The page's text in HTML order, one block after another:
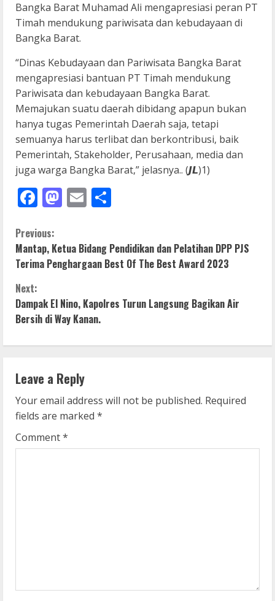
Bangka Barat Muhamad Ali mengapresiasi peran PT
Timah mendukung pariwisata dan kebudayaan di
Bangka Barat.
“Dinas Kebudayaan dan Pariwisata Bangka Barat
mengapresiasi bantuan PT Timah mendukung
Pariwisata dan kebudayaan Bangka Barat.
Memajukan suatu daerah dibidang apapun bukan
hanya tugas Pemerintah Daerah saja, tetapi
semuanya harus terlibat dan berkontribusi, baik
Pemerintah, Stakeholder, Perusahaan, media dan
juga warga Bangka Barat,” jelasnya.. (𝙅𝙇)1)
Facebook
Mastodon
Email
C
o
n
t
i
n
u
e
R
Previous:
Mantap, Ketua Bidang Pendidikan dan Pelatihan DPP PJS
Terima Penghargaan Best Of The Best Award 2023
Next:
Dampak El Nino, Kapolres Turun Langsung Bagikan Air
Bersih di Way Kanan.
Leave a Reply
Your email address will not be published. Required
fields are marked *
Comment*